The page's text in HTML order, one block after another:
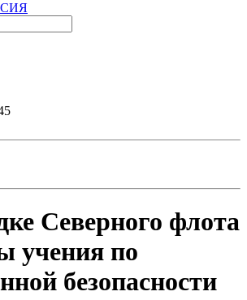
Северного флота
учения по
безопасности